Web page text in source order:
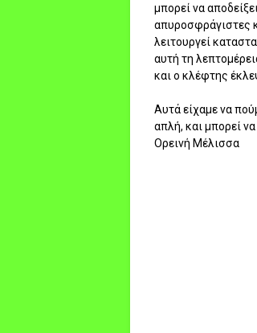
μπορεί να
απυροσφράγιστες
λειτουργεί
αυτή τη
και ο κλέφτης
Αυτά είχαμε να
απλή, και μπορεί
Ορεινή Μέλισσα